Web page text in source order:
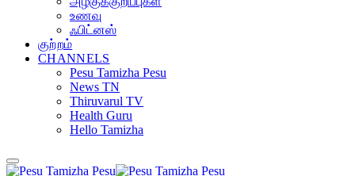
உணவு
ஃபிட்னஸ்
குற்றம்
CHANNELS
Pesu Tamizha Pesu
News TN
Thiruvarul TV
Health Guru
Hello Tamizha